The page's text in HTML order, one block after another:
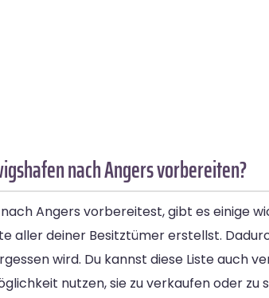
nach Angers vorbereiten?
Angers vorbereitest, gibt es einige
aller deiner Besitztümer erstellst.
wird. Du kannst diese Liste auch
nutzen, sie zu verkaufen oder zu